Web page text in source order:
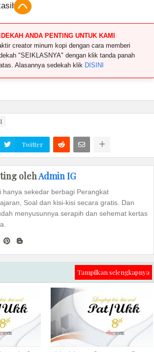
ANDA PENTING UNTUK KAMI
creator minum kopi dengan cara memberi
"SEIKLASNYA" dengan klik tanda panah
Alasannya sedekah klik DISINI
Twitter
olehAdmin IG
hanya sekedar berbagi Perangkat
Soal dan kisi-kisi secara gratis. Dan
menyusunnya serapih dan sehemat kertas
Tampilkan selengkapnya